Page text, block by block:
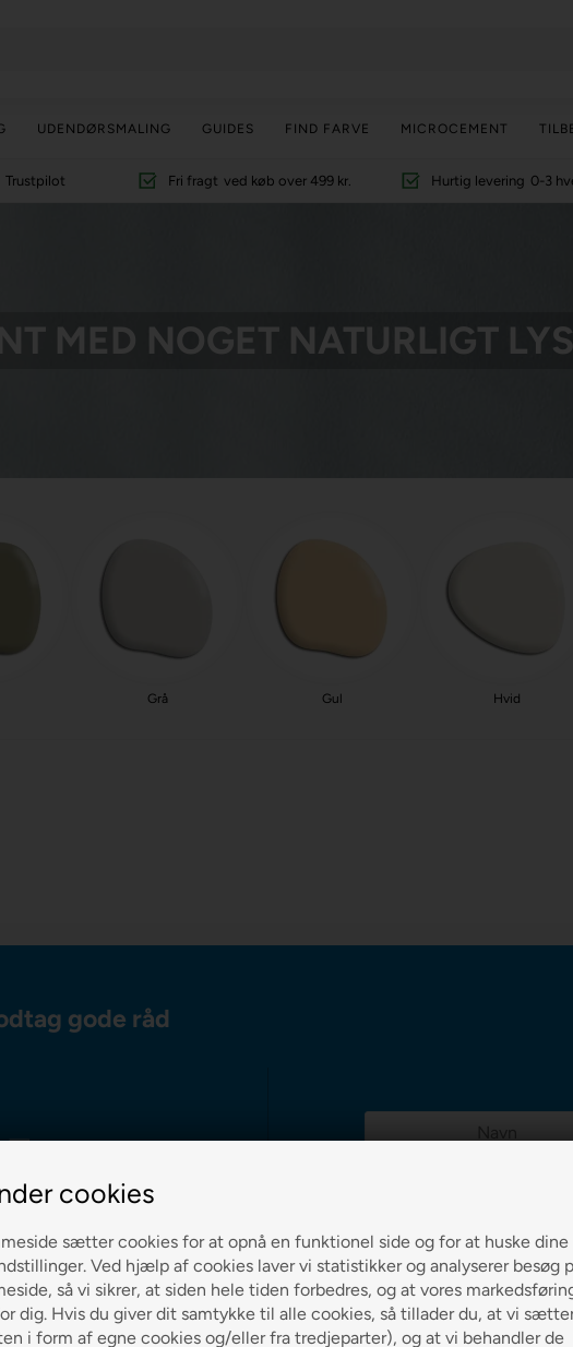
cookies
sætter cookies for at opnå en funktionel side og for at huske dine
Ved hjælp af cookies laver vi statistikker og analyserer besøg
så vi sikrer, at siden hele tiden forbedres, og at vores
dig. Hvis du giver dit samtykke til alle cookies, så tillader du, at vi
i form af egne cookies og/eller fra tredjeparter), og at vi behandler de
UDENDØRSMALING GUIDES FIND FARVE MICROCEMENT
Trustpilot Fri fragt ved køb over 499 kr. Hurtig levering 0-3
MED NOGET NATURLIGT LYS
Grå Gul Hvid
gode råd
0-3 hverdage
på alle varer